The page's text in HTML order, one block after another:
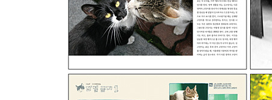
에필로그 집으로 온 길고양이